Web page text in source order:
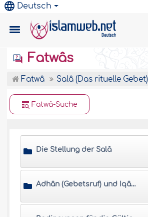
Deutsch
Fatwâs
Fatwâ Salâ (Das rituelle Gebet)
Fatwâ-Suche
Die Stellung der Salâ
Adhân (Gebetsruf) und Iqâma (Ruf zum Gebetsbeginn)